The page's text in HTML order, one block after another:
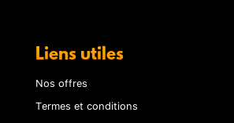
Liens utiles
Nos offres
Termes et conditions